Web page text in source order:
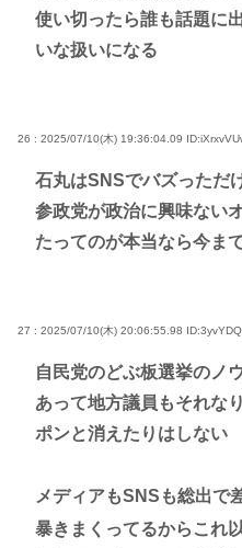
使い切ったら誰も話題に
いな扱いになる
26 : 2025/07/10(木) 19:36:04.09
石丸はSNSでバズっただ
参政党が政治に興味ない
たってのが本当なら今ま
27 : 2025/07/10(木) 20:06:55.98
自民党のどぶ板選挙のノ
あって地方議員もそれな
ポンと消えたりはしない
メディアもSNSも総出で
暴きまくってるからこれ